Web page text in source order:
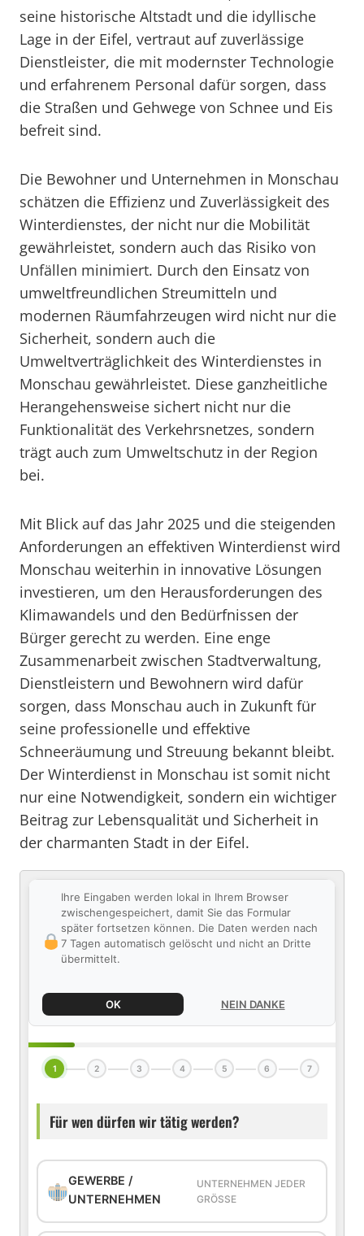
seine historische Altstadt und die idyllische
Lage in der Eifel, vertraut auf zuverlässige
Dienstleister, die mit modernster Technologie
und erfahrenem Personal dafür sorgen, dass
die Straßen und Gehwege von Schnee und Eis
befreit sind.
Die Bewohner und Unternehmen in Monschau
schätzen die Effizienz und Zuverlässigkeit des
Winterdienstes, der nicht nur die Mobilität
gewährleistet, sondern auch das Risiko von
Unfällen minimiert. Durch den Einsatz von
umweltfreundlichen Streumitteln und
modernen Räumfahrzeugen wird nicht nur die
Sicherheit, sondern auch die
Umweltverträglichkeit des Winterdienstes in
Monschau gewährleistet. Diese ganzheitliche
Herangehensweise sichert nicht nur die
Funktionalität des Verkehrsnetzes, sondern
trägt auch zum Umweltschutz in der Region
bei.
Mit Blick auf das Jahr 2025 und die steigenden
Anforderungen an effektiven Winterdienst wird
Monschau weiterhin in innovative Lösungen
investieren, um den Herausforderungen des
Klimawandels und den Bedürfnissen der
Bürger gerecht zu werden. Eine enge
Zusammenarbeit zwischen Stadtverwaltung,
Dienstleistern und Bewohnern wird dafür
sorgen, dass Monschau auch in Zukunft für
seine professionelle und effektive
Schneeräumung und Streuung bekannt bleibt.
Der Winterdienst in Monschau ist somit nicht
nur eine Notwendigkeit, sondern ein wichtiger
Beitrag zur Lebensqualität und Sicherheit in
der charmanten Stadt in der Eifel.
Ihre Eingaben werden lokal in Ihrem Browser
zwischengespeichert, damit Sie das Formular
später fortsetzen können. Die Daten werden nach
7 Tagen automatisch gelöscht und nicht an Dritte
übermittelt.
OK NEIN DANKE
1 2 3 4 5 6 7
Für wen dürfen wir tätig werden?
GEWERBE /
UNTERNEHMEN
UNTERNEHMEN JEDER
GRÖSSE